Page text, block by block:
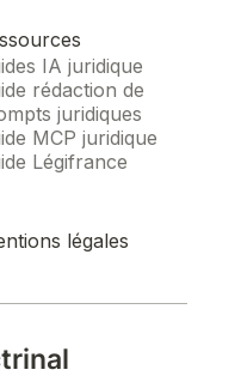
IA juridique
rédaction de
juridiques
MCP juridique
Légifrance
légales